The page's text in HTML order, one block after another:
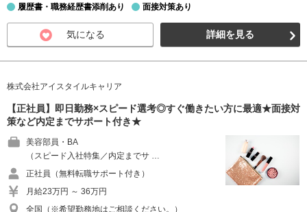
履歴書・職務経歴書添削あり 面接対策あり
気になる 詳細を見る
株式会社アイスタイルキャリア
【正社員】即日勤務×スピード選考◎すぐ働きたい方に最適★面接対
策など内定までサポート付き★
美容部員・BA
（スピード入社特集／内定までサ …
正社員（無料転職サポート付き）
月給23万円 ～ 36万円
全国（※希望勤務地はご相談ください。）